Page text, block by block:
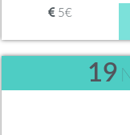
5€
19